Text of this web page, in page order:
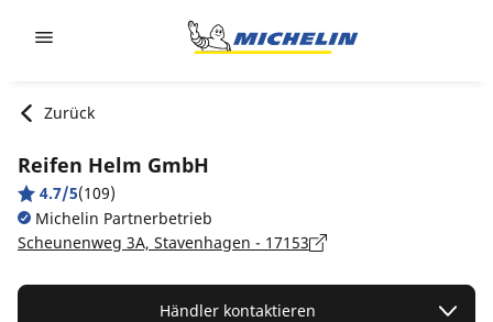
Zurück
Reifen Helm GmbH
4.7/5(109)
Michelin Partnerbetrieb
Scheunenweg 3A, Stavenhagen - 17153
Händler kontaktieren